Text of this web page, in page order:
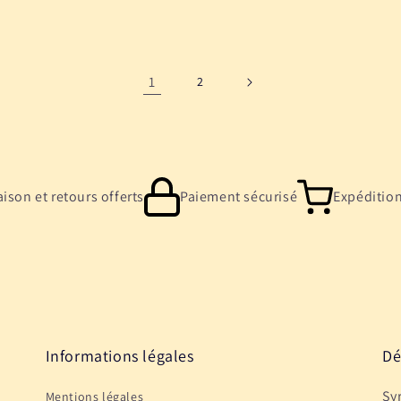
1 2
et retours offerts Paiement sécurisé
Informations légales
Mentions légales